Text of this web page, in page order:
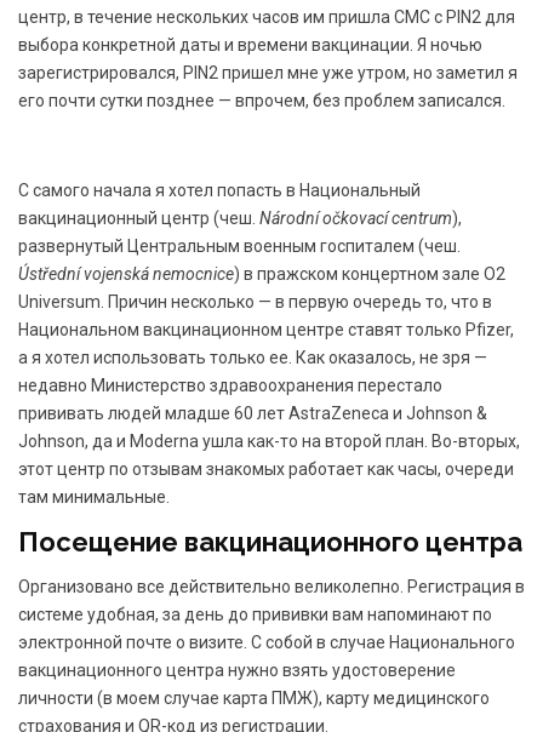
центр, в течение нескольких часов им пришла СМС с PIN2 для
выбора конкретной даты и времени вакцинации. Я ночью
зарегистрировался, PIN2 пришел мне уже утром, но заметил я
его почти сутки позднее — впрочем, без проблем записался.
С самого начала я хотел попасть в Национальный
вакцинационный центр (чеш. Národní očkovací centrum),
развернутый Центральным военным госпиталем (чеш.
Ústřední vojenská nemocnice) в пражском концертном зале O2
Universum. Причин несколько — в первую очередь то, что в
Национальном вакцинационном центре ставят только Pfizer,
а я хотел использовать только ее. Как оказалось, не зря —
недавно Министерство здравоохранения перестало
прививать людей младше 60 лет AstraZeneca и Johnson &
Johnson, да и Moderna ушла как-то на второй план. Во-вторых,
этот центр по отзывам знакомых работает как часы, очереди
там минимальные.
Посещение вакцинационного центра
Организовано все действительно великолепно. Регистрация в
системе удобная, за день до прививки вам напоминают по
электронной почте о визите. С собой в случае Национального
вакцинационного центра нужно взять удостоверение
личности (в моем случае карта ПМЖ), карту медицинского
страхования и QR-код из регистрации.